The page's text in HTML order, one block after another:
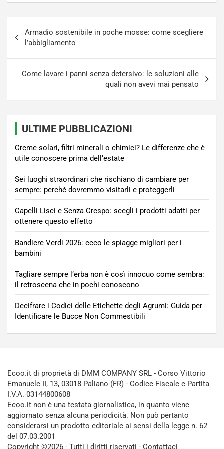
articoli
Armadio sostenibile in poche mosse: come scegliere
l’abbigliamento
Come lavare i panni senza detersivo: le soluzioni alle
quali non avevi mai pensato
ULTIME PUBBLICAZIONI
Creme solari, filtri minerali o chimici? Le differenze che è
utile conoscere prima dell’estate
Sei luoghi straordinari che rischiano di cambiare per
sempre: perché dovremmo visitarli e proteggerli
Capelli Lisci e Senza Crespo: scegli i prodotti adatti per
ottenere questo effetto
Bandiere Verdi 2026: ecco le spiagge migliori per i
bambini
Tagliare sempre l’erba non è così innocuo come sembra:
il retroscena che in pochi conoscono
Decifrare i Codici delle Etichette degli Agrumi: Guida per
Identificare le Bucce Non Commestibili
Ecoo.it di proprietà di DMM COMPANY SRL - Corso Vittorio
Emanuele II, 13, 03018 Paliano (FR) - Codice Fiscale e Partita
I.V.A. 03144800608
Ecoo.it non è una testata giornalistica, in quanto viene
aggiornato senza alcuna periodicità. Non può pertanto
considerarsi un prodotto editoriale ai sensi della legge n. 62
del 07.03.2001
Copyright ©2026 - Tutti i diritti riservati - Contattaci